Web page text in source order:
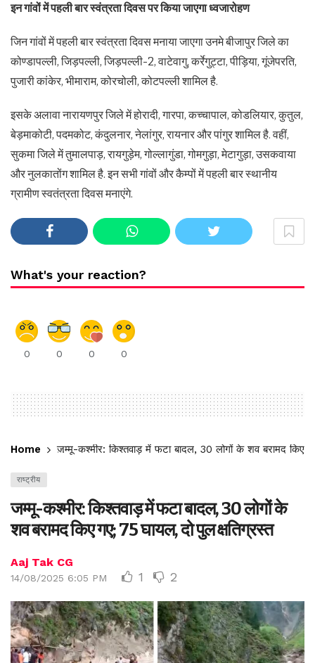
इन गांवों में पहली बार स्वंत्रता दिवस पर किया जाएगा ध्वजारोहण
जिन गांवों में पहली बार स्वंत्रता दिवस मनाया जाएगा उनमे बीजापुर जिले का
कोण्डापल्ली, जिड़पल्ली, जिड़पल्ली-2, वाटेवागु, कर्रेगुट्टा, पीड़िया, गूंजेपरति,
पुजारी कांकेर, भीमाराम, कोरचोली, कोटपल्ली शामिल है.
इसके अलावा नारायणपुर जिले में होरादी, गारपा, कच्चापाल, कोडलियार, कुतुल,
बेड़माकोटी, पदमकोट, कंदुलनार, नेलांगुर, रायनार और पांगुर शामिल है. वहीं,
सुकमा जिले में तुमालपाड़, रायगुड़ेम, गोल्लागुंडा, गोमगुड़ा, मेटागुड़ा, उसकवाया
और नुलकातोंग शामिल है. इन सभी गांवों और कैम्पों में पहली बार स्थानीय
ग्रामीण स्वतंत्रता दिवस मनाएंगे.
What's your reaction?
0 0 0 0
Home जम्मू-कश्मीर: किश्तवाड़ में फटा बादल, 30 लोगों के शव बरामद किए
राष्ट्रीय
जम्मू-कश्मीर: किश्तवाड़ में फटा बादल, 30 लोगों के
शव बरामद किए गए; 75 घायल, दो पुल क्षतिग्रस्त
Aaj Tak CG
14/08/2025 6:05 PM 1 2